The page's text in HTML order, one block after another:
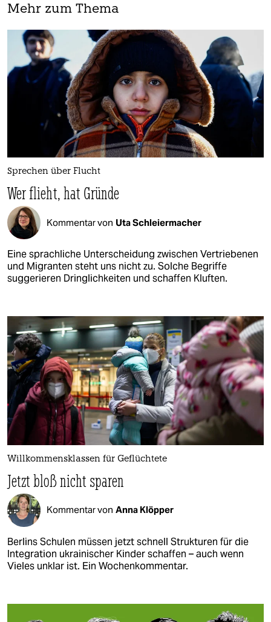
Mehr zum Thema
Sprechen über Flucht
Wer flieht, hat Gründe
Kommentar von Uta Schleiermacher
Eine sprachliche Unterscheidung zwischen Vertriebenen
und Migranten steht uns nicht zu. Solche Begriffe
suggerieren Dringlichkeiten und schaffen Kluften.
Willkommensklassen für Geflüchtete
Jetzt bloß nicht sparen
Kommentar von Anna Klöpper
Berlins Schulen müssen jetzt schnell Strukturen für die
Integration ukrainischer Kinder schaffen – auch wenn
Vieles unklar ist. Ein Wochenkommentar.